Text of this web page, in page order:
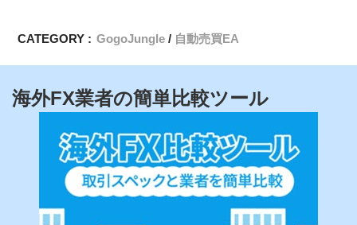
CATEGORY : GogoJungle 自動売買EA
海外FX業者の簡単比較ツール